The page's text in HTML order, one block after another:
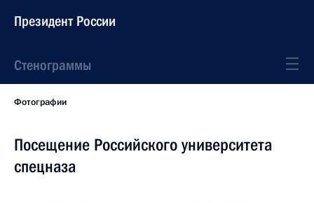
Президент России
Стенограммы
Фотографии
Посещение Российского университета
спецназа